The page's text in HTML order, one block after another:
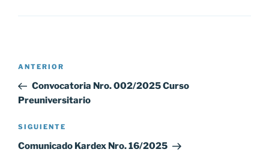
Navegación
entradas
Entrada
anterior:
ANTERIOR
Convocatoria Nro. 002/2025 Curso
Preuniversitario
Siguiente
entrada
SIGUIENTE
Comunicado Kardex Nro. 16/2025